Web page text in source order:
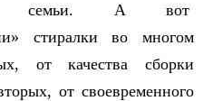
семьи. А вот
стиралки во многом
от качества сборки
от своевременного